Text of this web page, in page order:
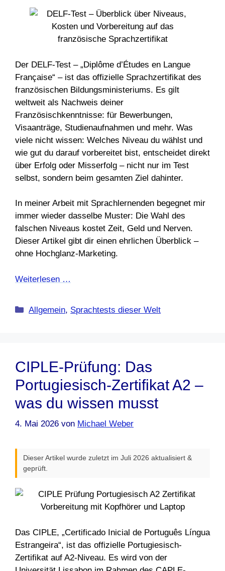
Der DELF-Test – „Diplôme d’Études en Langue
Française“ – ist das offizielle Sprachzertifikat des
französischen Bildungsministeriums. Es gilt
weltweit als Nachweis deiner
Französischkenntnisse: für Bewerbungen,
Visaanträge, Studienaufnahmen und mehr. Was
viele nicht wissen: Welches Niveau du wählst und
wie gut du darauf vorbereitet bist, entscheidet direkt
über Erfolg oder Misserfolg – nicht nur im Test
selbst, sondern beim gesamten Ziel dahinter.
In meiner Arbeit mit Sprachlernenden begegnet mir
immer wieder dasselbe Muster: Die Wahl des
falschen Niveaus kostet Zeit, Geld und Nerven.
Dieser Artikel gibt dir einen ehrlichen Überblick –
ohne Hochglanz-Marketing.
Weiterlesen …
Kategorien
Allgemein, Sprachtests dieser Welt
CIPLE-Prüfung: Das
Portugiesisch-Zertifikat A2 –
was du wissen musst
4. Mai 2026 von Michael Weber
Dieser Artikel wurde zuletzt im Juli 2026 aktualisiert &
geprüft.
Das CIPLE, „Certificado Inicial de Português Língua
Estrangeira“, ist das offizielle Portugiesisch-
Zertifikat auf A2-Niveau. Es wird von der